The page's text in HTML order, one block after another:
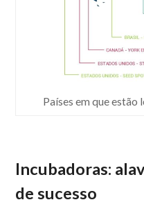
Países em que estão
Incubadoras:
de sucesso